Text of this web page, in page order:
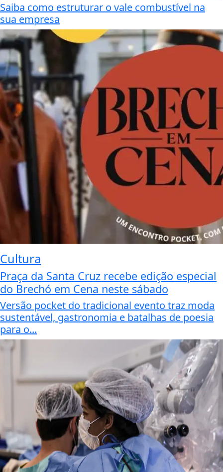
Saiba como estruturar o vale combustível na
sua empresa
Cultura
Praça da Santa Cruz recebe edição especial
do Brechó em Cena neste sábado
Versão pocket do tradicional evento traz moda
sustentável, gastronomia e batalhas de poesia
para o...